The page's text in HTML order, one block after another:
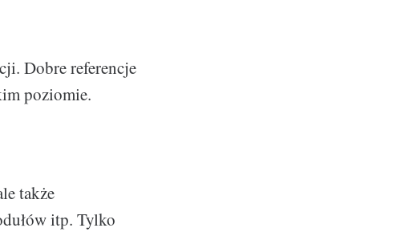
Dobre referencje
poziomie.
także
itp. Tylko